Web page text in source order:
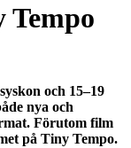
och 15–19
nya och
Förutom film
på Tiny Tempo.